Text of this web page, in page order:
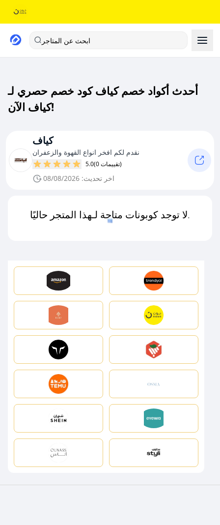
ابحث عن المتاجر
أحدث أكواد خصم كياف كود خصم حصري لـ
كياف الآن!
كياف
نقدم لكم افخر انواع القهوة والزعفران
5.0 (0 تقييمات)
اخر تحديث: 08/08/2026
لا توجد كوبونات متاحة لـهذا المتجر حاليًا.